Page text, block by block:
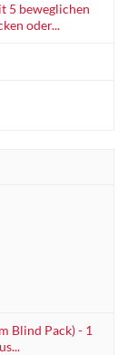
5 beweglichen
oder...
Blind Pack) - 1